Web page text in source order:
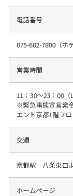
電話番号
075-682-7800（ホ
営業時間
11：30～23：00
※緊急事態宣言発
エント京都1階フ
交通
京都駅 八条東口
ホームページ